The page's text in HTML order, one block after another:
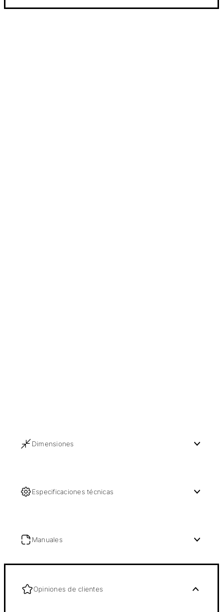
Dimensiones
Especificaciones técnicas
Manuales
Opiniones de clientes